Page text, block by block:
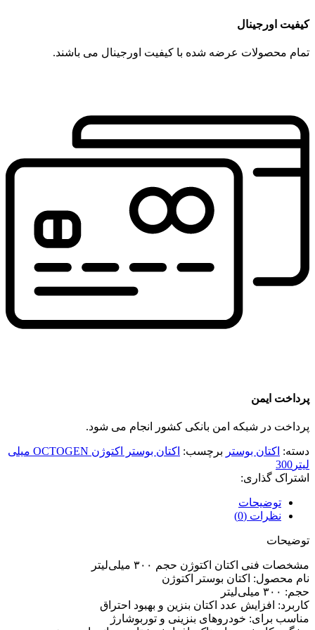
کیفیت اورجینال
تمام محصولات عرضه شده با کیفیت اورجینال می باشند.
پرداخت ایمن
پرداخت در شبکه امن بانکی کشور انجام می شود.
دسته: اکتان بوستر برچسب:
اکتان بوستر اکتوژن OCTOGEN میلی
لیتر300
اشتراک گذاری:
توضیحات
نظرات (0)
توضیحات
مشخصات فنی اکتان اکتوژن حجم ۳۰۰ میلی‌لیتر
نام محصول: اکتان بوستر اکتوژن
حجم: ۳۰۰ میلی‌لیتر
کاربرد: افزایش عدد اکتان بنزین و بهبود احتراق
مناسب برای: خودروهای بنزینی و توربوشارژ